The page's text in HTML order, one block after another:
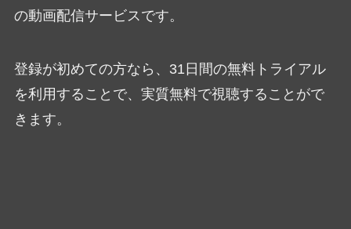
の動画配信サービスです。
登録が初めての方なら、31日間の無料トライアル
を利用することで、実質無料で視聴することがで
きます。